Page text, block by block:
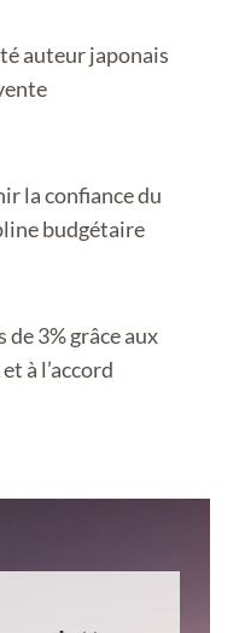
auteur japonais
la confiance du
budgétaire
3% grâce aux
à l’accord